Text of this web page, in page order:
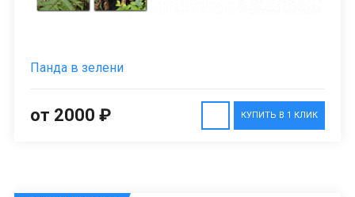
Панда в зелени
КУПИТЬ В 1 КЛИК
от 2000 ₽